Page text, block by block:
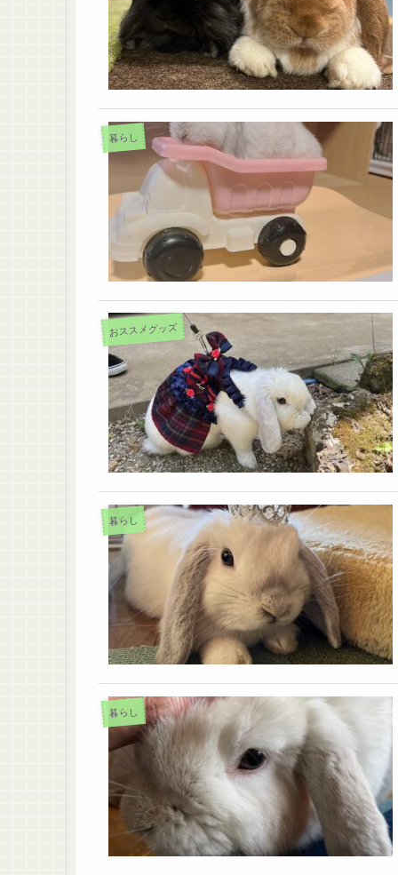
暮らし
おススメグッズ
暮らし
暮らし